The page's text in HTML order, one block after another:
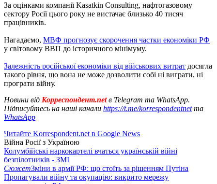
За оцінками компанії Kasatkin Consulting, нафтогазовому
сектору Росії цього року не вистачає близько 40 тисяч
працівників.
Нагадаємо, МВФ прогнозує скорочення частки економіки РФ
у світовому ВВП до історичного мінімуму.
Залежність російської економіки від військових витрат досягла
такого рівня, що вона не може дозволити собі ні виграти, ні
програти війну.
Новини від Корреспондент.netв Telegram та WhatsApp.
Підписуйтесь на наші канали https://t.me/korrespondentnetта
WhatsApp
Читайте Korrespondent.net в Google News
Війна Росії з Україною
Колумбійські наркокартелі вчаться українській війні
безпілотників - ЗМІ
СюжетЗміни в армії РФ: що стоїть за рішенням Путіна
Пропагували війну та окупацію: викрито мережу